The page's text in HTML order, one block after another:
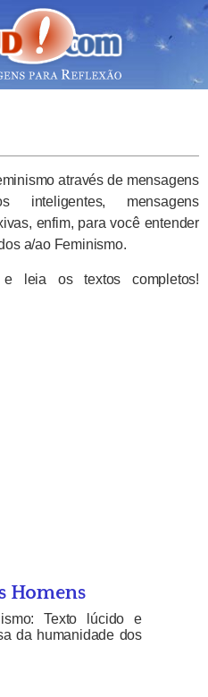
através de mensagens
mensagens
enfim, para você entender
a/ao Feminismo.
leia os textos completos!
Homens
Texto lúcido e
da humanidade dos